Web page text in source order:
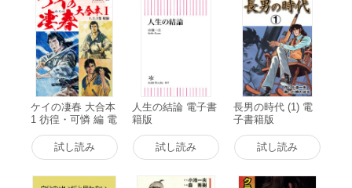
ケイの凄春 大合本
1 彷徨・可憐 編 電
子書籍版
試し読み
人生の結論 電子書
籍版
試し読み
長男の時代 (1) 電
子書籍版
試し読み